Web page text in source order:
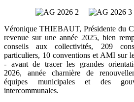
Véronique THIEBAUT, Présidente du
revenue sur une année 2025, bien
conseils aux collectivités, 209
particuliers, 10 conventions et AMI sur
- avant de tracer les grandes
2026, année charnière de
équipes municipales et des
intercommunales.